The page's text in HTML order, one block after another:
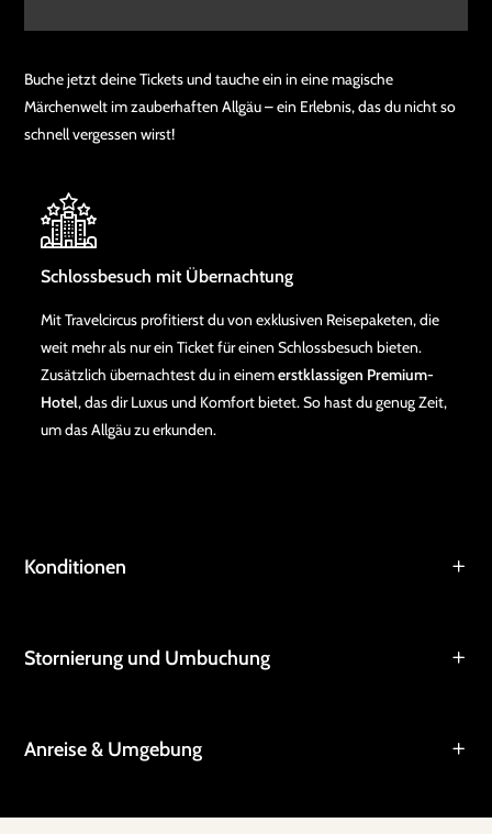
Buche jetzt deine Tickets und tauche ein in eine magische
Märchenwelt im zauberhaften Allgäu – ein Erlebnis, das du nicht so
schnell vergessen wirst!
Schlossbesuch mit Übernachtung
Mit Travelcircus profitierst du von exklusiven Reisepaketen, die
weit mehr als nur ein Ticket für einen Schlossbesuch bieten.
Zusätzlich übernachtest du in einemerstklassigen Premium-
Hotel, das dir Luxus und Komfort bietet. So hast du genug Zeit,
um das Allgäu zu erkunden.
Konditionen
Stornierung und Umbuchung
Anreise & Umgebung